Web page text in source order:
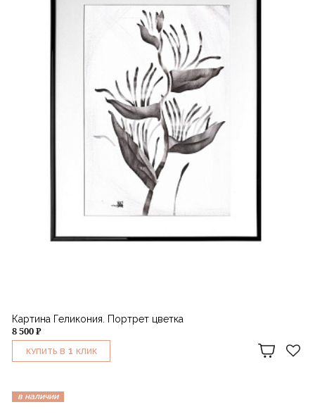
Картина Геликония. Портрет цветка
8 500 ₽
КУПИТЬ В 1 КЛИК
в наличии